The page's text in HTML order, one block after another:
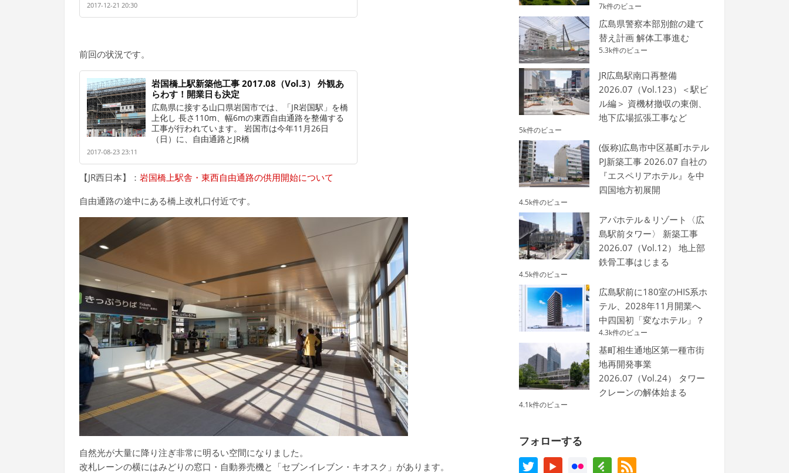
2017-12-21 20:30
前回の状況です。
岩国橋上駅新築他工事 2017.08（Vol.3） 外観あ
らわす！開業日も決定
広島県に接する山口県岩国市では、「JR岩国駅」を橋
上化し 長さ110m、幅6mの東西自由通路を整備する
工事が行われています。 岩国市は今年11月26日
（日）に、自由通路とJR橋
2017-08-23 23:11
【JR西日本】： 岩国橋上駅舎・東西自由通路の供用開始について
自由通路の途中にある橋上改札口付近です。
自然光が大量に降り注ぎ非常に明るい空間になりました。
改札レーンの横にはみどりの窓口・自動券売機と「セブンイレブン・キオスク」があります。
7k件のビュー
広島県警察本部別館の建て
替え計画 解体工事進む
5.3k件のビュー
JR広島駅南口再整備
2026.07（Vol.123）＜駅ビ
ル編＞ 資機材撤収の東側、
地下広場拡張工事など
5k件のビュー
(仮称)広島市中区基町ホテル
PJ新築工事 2026.07 自社の
『エスペリアホテル』を中
四国地方初展開
4.5k件のビュー
アパホテル＆リゾート〈広
島駅前タワー〉 新築工事
2026.07（Vol.12） 地上部
鉄骨工事はじまる
4.5k件のビュー
広島駅前に180室のHIS系ホ
テル、2028年11月開業へ
中四国初「変なホテル」？
4.3k件のビュー
基町相生通地区第一種市街
地再開発事業
2026.07（Vol.24） タワー
クレーンの解体始まる
4.1k件のビュー
フォローする